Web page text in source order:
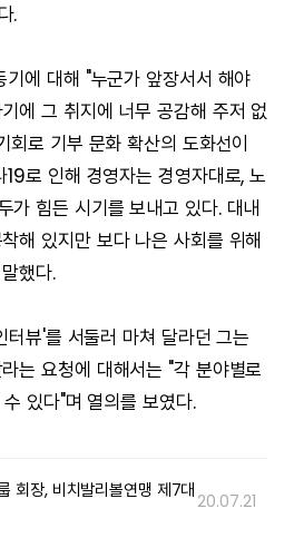
.
에 대해 "누군가 앞장서서 해야
에 그 취지에 너무 공감해 주저 없
회로 기부 문화 확산의 도화선이
로 인해 경영자는 경영자대로, 노
가 힘든 시기를 보내고 있다. 대내
해 있지만 보다 나은 사회를 위해
했다.
뷰'를 서둘러 마쳐 달라던 그는
는 요청에 대해서는 "각 분야별로
있다"며 열의를 보였다.
회장, 비치발리볼연맹 제7대
20.07.21